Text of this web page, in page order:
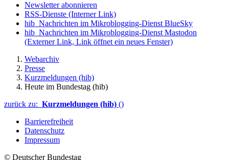
Newsletter abonnieren
RSS-Dienste (Interner Link)
hib_Nachrichten im Mikroblogging-Dienst BlueSky
hib_Nachrichten im Mikroblogging-Dienst Mastodon
(Externer Link, Link öffnet ein neues Fenster)
Webarchiv
Presse
Kurzmeldungen (hib)
Heute im Bundestag (hib)
zurück zu: Kurzmeldungen (hib) ()
Barrierefreiheit
Datenschutz
Impressum
© Deutscher Bundestag